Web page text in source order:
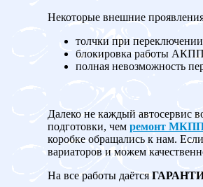
Некоторые внешние
толчки при
блокировка работы АКПП
полная невозможность
Далеко не каждый автосервис
подготовки, чем ремонт
коробке обращались к нам.
вариаторов и можем
На все работы даётся